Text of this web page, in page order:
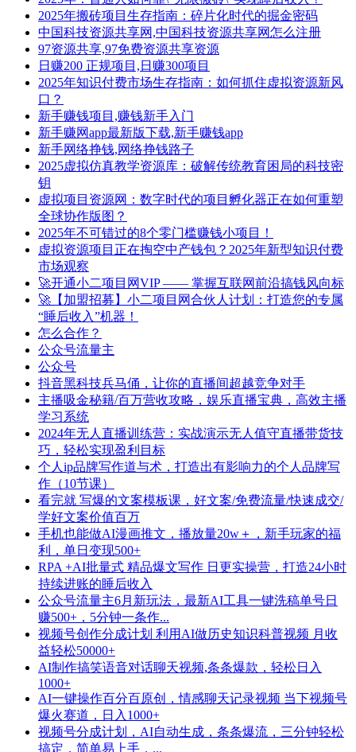
2025年搬砖项目生存指南：碎片化时代的掘金密码
中国科技资源共享网,中国科技资源共享网怎么注册
97资源共享,97免费资源共享资源
日赚200 正规项目,日赚300项目
2025年知识付费市场生存指南：如何抓住虚拟资源新风
口？
新手赚钱项目,赚钱新手入门
新手赚网app最新版下载,新手赚钱app
新手网络挣钱,网络挣钱路子
2025虚拟仿真教学资源库：破解传统教育困局的科技密
钥
虚拟项目资源网：数字时代的项目孵化器正在如何重塑
全球协作版图？
2025年不可错过的8个零门槛赚钱小项目！
虚拟资源项目正在掏空中产钱包？2025年新型知识付费
市场观察
🚀开通小二项目网VIP —— 掌握互联网前沿搞钱风向标
🚀【加盟招募】小二项目网合伙人计划：打造您的专属
“睡后收入”机器！
怎么合作？
公众号流量主
公众号
抖音黑科技兵马俑，让你的直播间超越竞争对手
主播吸金秘籍/百万营收攻略，娱乐直播宝典，高效主播
学习系统
2024年无人直播训练营：实战演示无人值守直播带货技
巧，轻松实现盈利目标
个人ip品牌写作道与术，打造出有影响力的个人品牌写
作（10节课）
看完就 写爆的文案模板课，好文案/免费流量/快速成交/
学好文案价值百万
手机也能做AI漫画推文，播放量20w＋，新手玩家的福
利，单日变现500+
RPA +AI批量式 精品爆文写作 日更实操营，打造24小时
持续进账的睡后收入
公众号流量主6月新玩法，最新AI工具一键洗稿单号日
赚500+，5分钟一条作...
视频号创作分成计划 利用AI做历史知识科普视频 月收
益轻松50000+
AI制作搞笑语音对话聊天视频,条条爆款，轻松日入
1000+
AI一键操作百分百原创，情感聊天记录视频 当下视频号
爆火赛道，日入1000+
视频号分成计划，AI自动生成，条条爆流，三分钟轻松
搞定，简单易上手，...